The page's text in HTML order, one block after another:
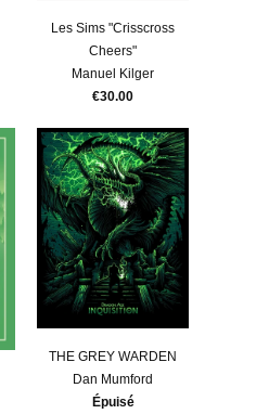
Les Sims "Crisscross
Cheers"
Manuel Kilger
€30.00
THE GREY WARDEN
Dan Mumford
Épuisé